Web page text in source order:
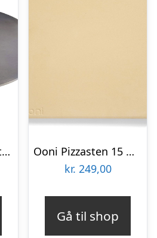
Gourmetstål Rundt pizzastål med greb, 49 cm.
Ooni Pizzasten 15 mm
kr. 249,00
Gå til shop